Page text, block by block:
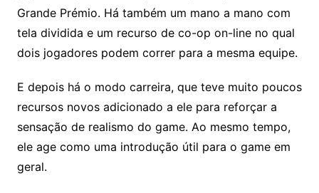
Grande Prémio. Há também um mano a mano com
tela dividida e um recurso de co-op on-line no qual
dois jogadores podem correr para a mesma equipe.
E depois há o modo carreira, que teve muito poucos
recursos novos adicionado a ele para reforçar a
sensação de realismo do game. Ao mesmo tempo,
ele age como uma introdução útil para o game em
geral.